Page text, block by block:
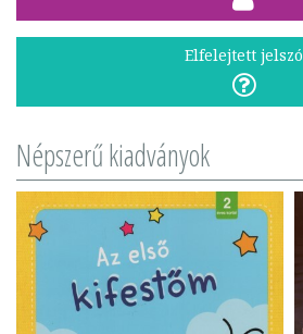
Elfelejtett jelszó
Népszerű kiadványok